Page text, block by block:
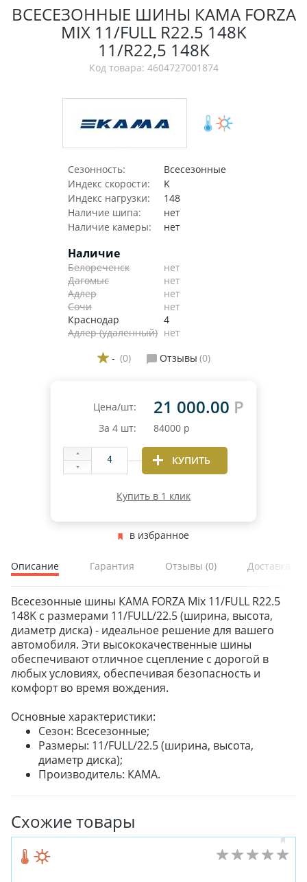
ВСЕСЕЗОННЫЕ ШИНЫ КАМА FORZA
MIX 11/FULL R22.5 148K
11/R22,5 148K
Код товара: 4604727001874
Сезонность:
Всесезонные
Индекс скорости:
K
Индекс нагрузки:
148
Наличие шипа:
нет
Наличие камеры:
нет
Наличие
Белореченск
нет
Дагомыс
нет
Адлер
нет
Сочи
нет
Краснодар
4
Адлер (удаленный) нет
- (0) Отзывы (0)
Цена/шт: 21 000.00 Р
За 4 шт: 84000 р
КУПИТЬ
Купить в 1 клик
в избранное
Описание Гарантия Отзывы (0) Доставка и
Всесезонные шины КАМА FORZA Mix 11/FULL R22.5
148K с размерами 11/FULL/22.5 (ширина, высота,
диаметр диска) - идеальное решение для вашего
автомобиля. Эти высококачественные шины
обеспечивают отличное сцепление с дорогой в
любых условиях, обеспечивая безопасность и
комфорт во время вождения.
Основные характеристики:
Сезон: Всесезонные;
Размеры: 11/FULL/22.5 (ширина, высота,
диаметр диска);
Производитель: КАМА.
Схожие товары